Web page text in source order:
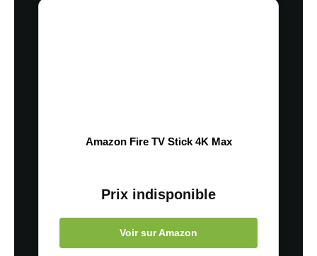
Amazon Fire TV Stick 4K Max
Prix indisponible
Voir sur Amazon